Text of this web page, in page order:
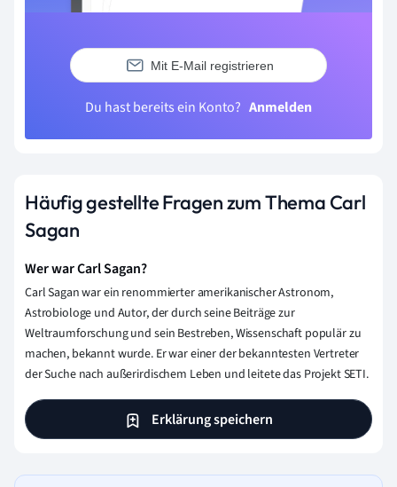
Mit E-Mail registrieren
Du hast bereits ein Konto? Anmelden
Häufig gestellte Fragen zum Thema Carl
Sagan
Wer war Carl Sagan?
Carl Sagan war ein renommierter amerikanischer Astronom,
Astrobiologe und Autor, der durch seine Beiträge zur
Weltraumforschung und sein Bestreben, Wissenschaft populär zu
machen, bekannt wurde. Er war einer der bekanntesten Vertreter
der Suche nach außerirdischem Leben und leitete das Projekt SETI.
Erklärung speichern